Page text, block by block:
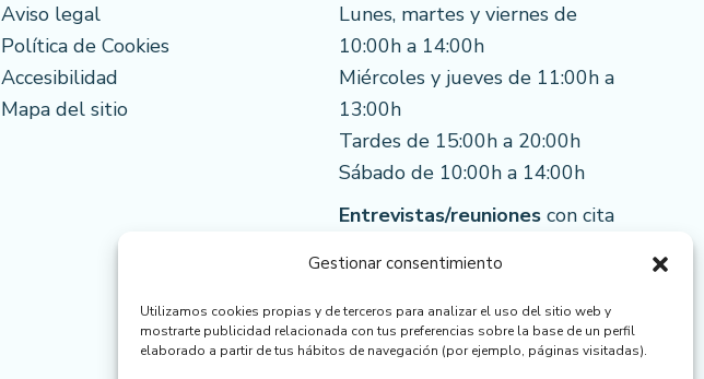
Gestionar consentimiento
Utilizamos cookies propias y de terceros para analizar el uso del sitio web y
mostrarte publicidad relacionada con tus preferencias sobre la base de un perfil
elaborado a partir de tus hábitos de navegación (por ejemplo, páginas visitadas).
Aviso legal
Política de Cookies
Accesibilidad
Mapa del sitio
Lunes, martes y viernes de
10:00h a 14:00h
Miércoles y jueves de 11:00h a
13:00h
Tardes de 15:00h a 20:00h
Sábado de 10:00h a 14:00h
Entrevistas/reunionescon cita